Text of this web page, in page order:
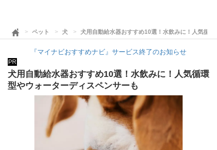
ペット 犬 犬用自動給水器おすすめ10選！水飲みに！人気循
『マイナビおすすめナビ』サービス終了のお知らせ
PR
犬用自動給水器おすすめ10選！水飲みに！人気循環
型やウォーターディスペンサーも